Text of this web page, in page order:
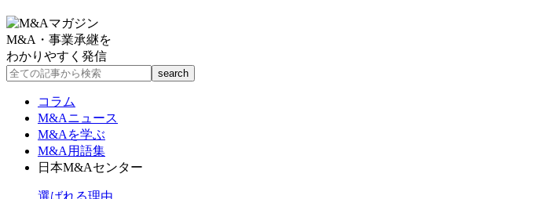
M&A・事業承継を
わかりやすく発信
コラム
M&Aニュース
M&Aを学ぶ
M&A用語集
日本M&Aセンター
選ばれる理由